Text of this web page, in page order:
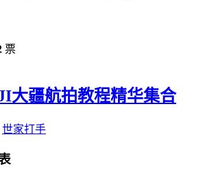
票
大疆航拍教程精华集合
世家打手